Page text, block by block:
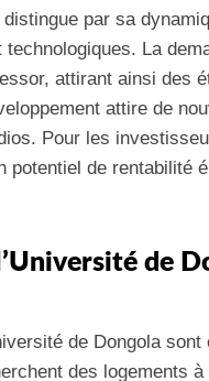
par sa
La
attirant ainsi des
attire de
Pour les
potentiel de rentabilité
de
de Dongola
des logements